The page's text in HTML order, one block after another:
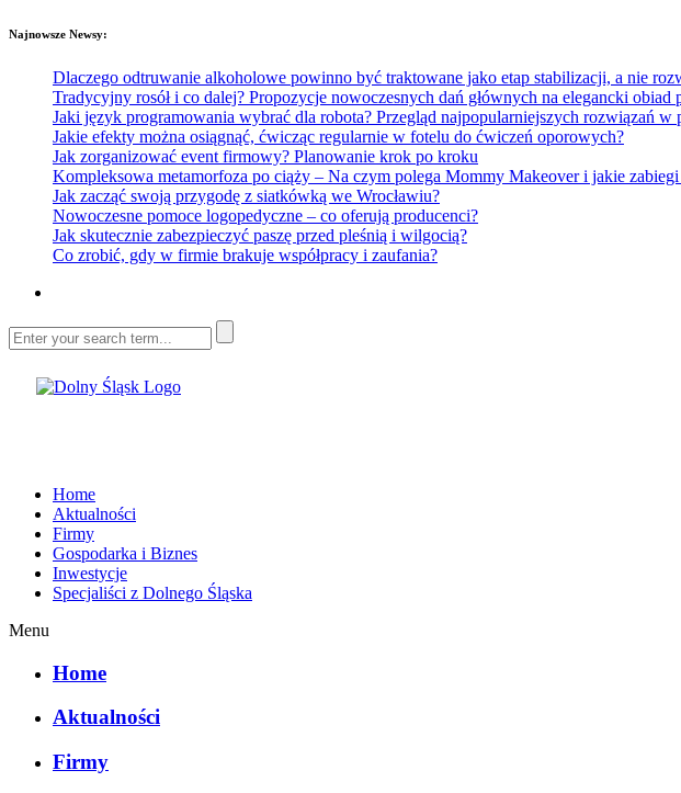
Najnowsze Newsy:
Dlaczego odtruwanie alkoholowe powinno być traktowane jako etap stabilizacji, a nie
Tradycyjny rosół i co dalej? Propozycje nowoczesnych dań głównych na elegancki obiad
Jaki język programowania wybrać dla robota? Przegląd najpopularniejszych rozwiązań
Jakie efekty można osiągnąć, ćwicząc regularnie w fotelu do ćwiczeń oporowych?
Jak zorganizować event firmowy? Planowanie krok po kroku
Kompleksowa metamorfoza po ciąży – Na czym polega Mommy Makeover i jakie zabiegi
Jak zacząć swoją przygodę z siatkówką we Wrocławiu?
Nowoczesne pomoce logopedyczne – co oferują producenci?
Jak skutecznie zabezpieczyć paszę przed pleśnią i wilgocią?
Co zrobić, gdy w firmie brakuje współpracy i zaufania?
Home
Aktualności
Firmy
Gospodarka i Biznes
Inwestycje
Specjaliści z Dolnego Śląska
Menu
Home
Aktualności
Firmy